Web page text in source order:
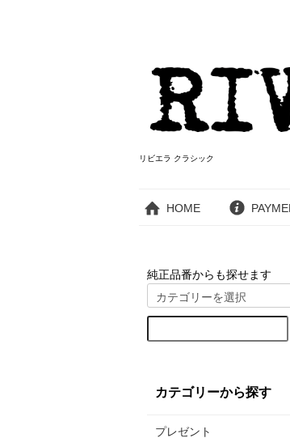
リビエラ クラシック
HOME
純正品番からも探せます
カテゴリーから探す
プレゼント